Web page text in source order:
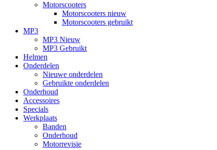
Motorscooters
Motorscooters nieuw
Motorscooters gebruikt
MP3
MP3 Nieuw
MP3 Gebruikt
Helmen
Onderdelen
Nieuwe onderdelen
Gebruikte onderdelen
Onderhoud
Accessoires
Specials
Werkplaats
Banden
Onderhoud
Motorrevisie